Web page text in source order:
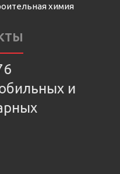
химия
и